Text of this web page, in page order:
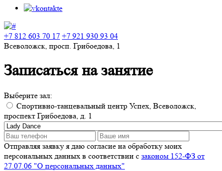
+7 812 603 70 17 +7 921 930 93 04
Всеволожск, просп. Грибоедова, 1
Записаться на занятие
Выберите зал:
Спортивно-танцевальный центр Успех, Всеволожск,
проспект Грибоедова, д. 1
Отправляя заявку я даю согласие на обработку моих
персональных данных в соответствии с законом 152-ФЗ от
27.07.06 "О персональных данных"